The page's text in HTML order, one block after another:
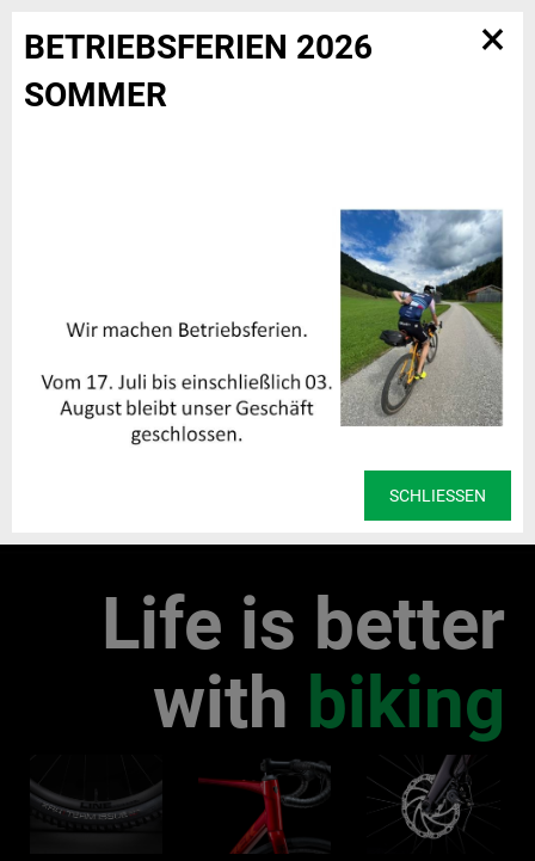
×
BETRIEBSFERIEN 2026
SOMMER
SCHLIESSEN
Life is better
with biking